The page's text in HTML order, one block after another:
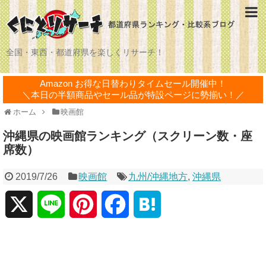
全国・東西・都道府県を楽しくリサーチ！
Amazon お得な日替わりタイムセール開催中！
＼本日の半額商品やセール品が特設ページに勢揃い！／
ホーム 映画館
沖縄県の映画館ランキング（スクリーン数・座
席数）
2019/7/26 映画館 九州/沖縄地方,沖縄県